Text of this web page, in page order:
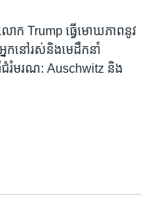
ោក Trump ធ្វើ​មោឃភាព​នូវ​
នកនៅរស់និងមេដឹកនាំ
រំមរណ: Auschwitz និង​​